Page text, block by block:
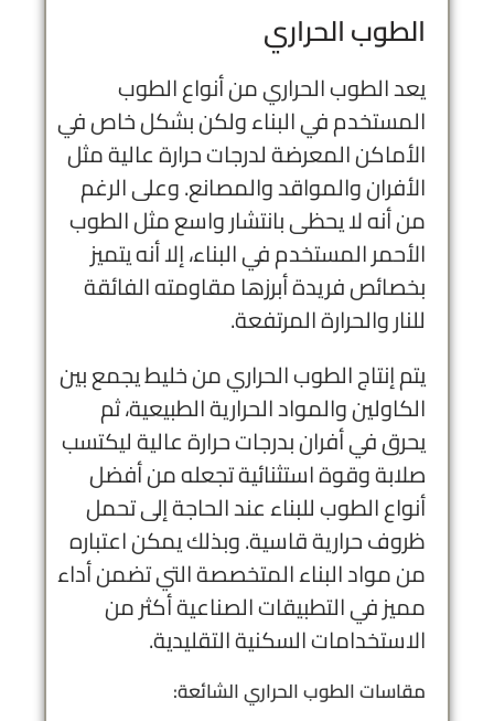
الطوب الحراري
يعد الطوب الحراري من أنواع الطوب
المستخدم في البناء ولكن بشكل خاص في
الأماكن المعرضة لدرجات حرارة عالية مثل
الأفران والمواقد والمصانع. وعلى الرغم
من أنه لا يحظى بانتشار واسع مثل الطوب
الأحمر المستخدم في البناء، إلا أنه يتميز
بخصائص فريدة أبرزها مقاومته الفائقة
للنار والحرارة المرتفعة.
يتم إنتاج الطوب الحراري من خليط يجمع بين
الكاولين والمواد الحرارية الطبيعية، ثم
يحرق في أفران بدرجات حرارة عالية ليكتسب
صلابة وقوة استثنائية تجعله من أفضل
أنواع الطوب للبناء عند الحاجة إلى تحمل
ظروف حرارية قاسية. وبذلك يمكن اعتباره
من مواد البناء المتخصصة التي تضمن أداء
مميز في التطبيقات الصناعية أكثر من
الاستخدامات السكنية التقليدية.
مقاسات الطوب الحراري الشائعة: